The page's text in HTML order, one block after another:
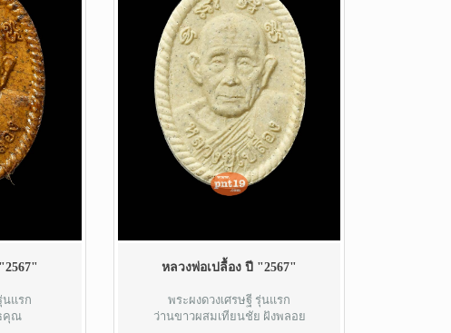
นแรก
คุณ
หลวงพ่อเปลื้อง ปี "2567"
พระผงดวงเศรษฐี รุ่นแรก
ว่านขาวผสมเทียนชัย ฝังพลอย